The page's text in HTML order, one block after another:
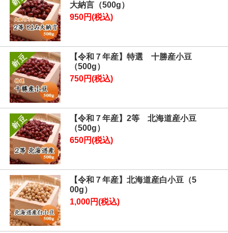
大納言（500g）
950円(税込)
【令和７年産】特選 十勝産小豆
（500g）
750円(税込)
【令和７年産】2等 北海道産小豆
（500g）
650円(税込)
【令和７年産】北海道産白小豆（5
00g）
1,000円(税込)